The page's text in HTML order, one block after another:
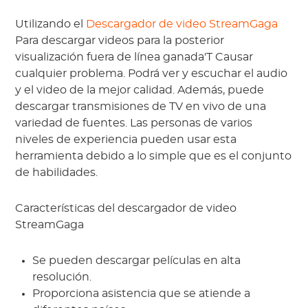
Utilizando el
Descargador de video StreamGaga
Para descargar videos para la posterior
visualización fuera de línea ganada'T Causar
cualquier problema. Podrá ver y escuchar el audio
y el video de la mejor calidad. Además, puede
descargar transmisiones de TV en vivo de una
variedad de fuentes. Las personas de varios
niveles de experiencia pueden usar esta
herramienta debido a lo simple que es el conjunto
de habilidades.
Características del descargador de video
StreamGaga
Se pueden descargar películas en alta
resolución.
Proporciona asistencia que se atiende a